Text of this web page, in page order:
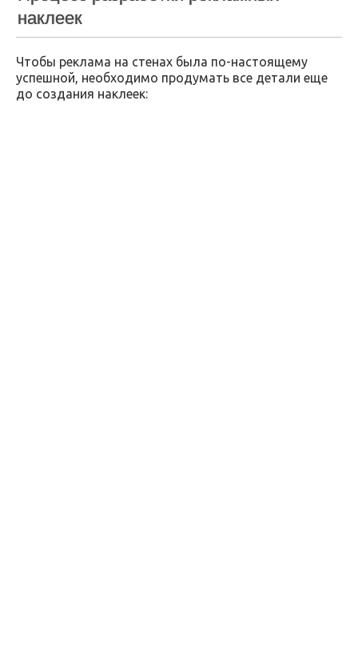
наклеек
Чтобы реклама на стенах была по-настоящему
успешной, необходимо продумать все детали еще
до создания наклеек: